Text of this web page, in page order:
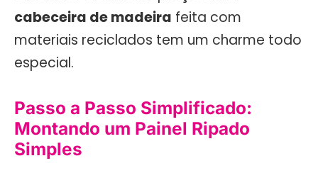
cabeceira de madeira feita com
materiais reciclados tem um charme todo
especial.
Passo a Passo Simplificado:
Montando um Painel Ripado
Simples